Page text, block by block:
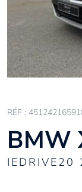
RÉF :
BMW
IEDRIVE20